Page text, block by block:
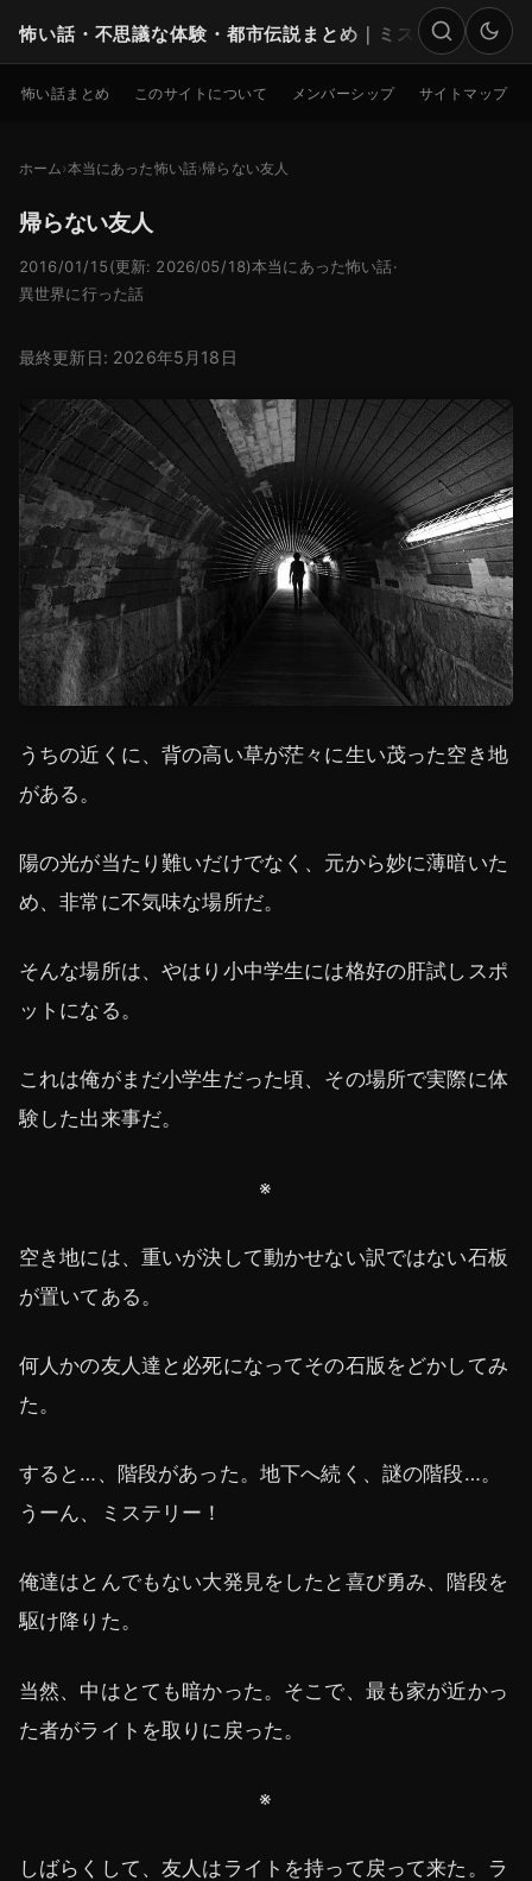
怖い話・不思議な体験・都市伝説まとめ｜ミステリー
検索
怖い話まとめ このサイトについて メンバーシップ サイトマップ
ホーム 本当にあった怖い話 帰らない友人
帰らない友人
2016/01/15 (更新: 2026/05/18)本当にあった怖い話·
異世界に行った話
最終更新日: 2026年5月18日
うちの近くに、背の高い草が茫々に生い茂った空き地
がある。
陽の光が当たり難いだけでなく、元から妙に薄暗いた
め、非常に不気味な場所だ。
そんな場所は、やはり小中学生には格好の肝試しスポ
ットになる。
これは俺がまだ小学生だった頃、その場所で実際に体
験した出来事だ。
※
空き地には、重いが決して動かせない訳ではない石板
が置いてある。
何人かの友人達と必死になってその石版をどかしてみ
た。
すると…、階段があった。地下へ続く、謎の階段…。
うーん、ミステリー！
俺達はとんでもない大発見をしたと喜び勇み、階段を
駆け降りた。
当然、中はとても暗かった。そこで、最も家が近かっ
た者がライトを取りに戻った。
※
しばらくして、友人はライトを持って戻って来た。ラ